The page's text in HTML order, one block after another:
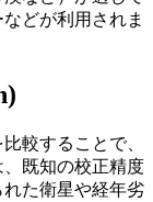
どが利用されま
較することで、
既知の校正精度
た衛星や経年劣